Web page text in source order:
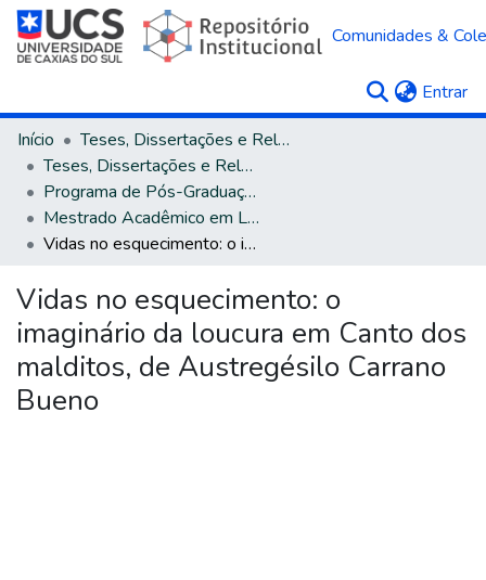
Comunidades &
Entrar
Início
Teses, Dissertações e Relatórios
Teses, Dissertações e Relatórios defendidos na UCS
Programa de Pós-Graduação em Letras
Mestrado Acadêmico em Letras e Cultura
Vidas no esquecimento: o imaginário da loucura em Canto dos malditos, de Austregésilo Carrano Bueno
Vidas no esquecimento: o
imaginário da loucura em Canto dos
malditos, de Austregésilo Carrano
Bueno